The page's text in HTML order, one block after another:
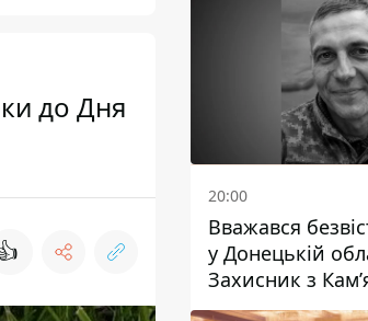
до Дня
20:00
Вважався
у Донецькій
Захисник з
Антон